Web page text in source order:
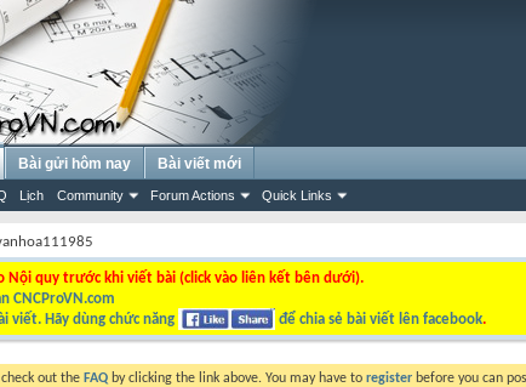
Lịch Community Forum Actions Quick Links
Bài gửi hôm nay Bài viết mới
Nội quy trước khi viết bài (click vào liên kết bên dưới).
CNCProVN.com
viết. Hãy dùng chức năng để chia sẻ bài viết lên facebook.
out the FAQ by clicking the link above. You may have to register before you can